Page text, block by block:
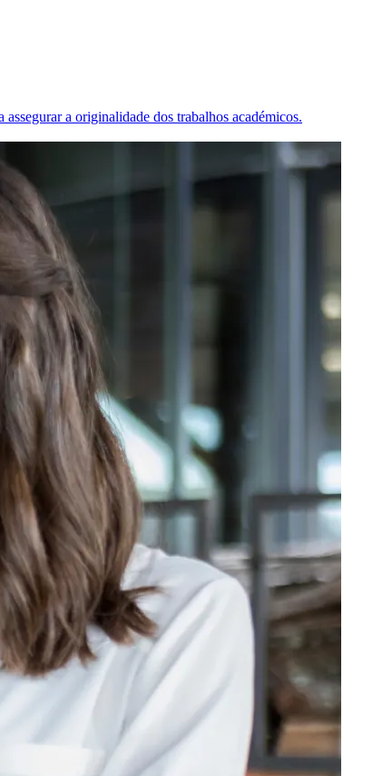
a originalidade dos trabalhos académicos.